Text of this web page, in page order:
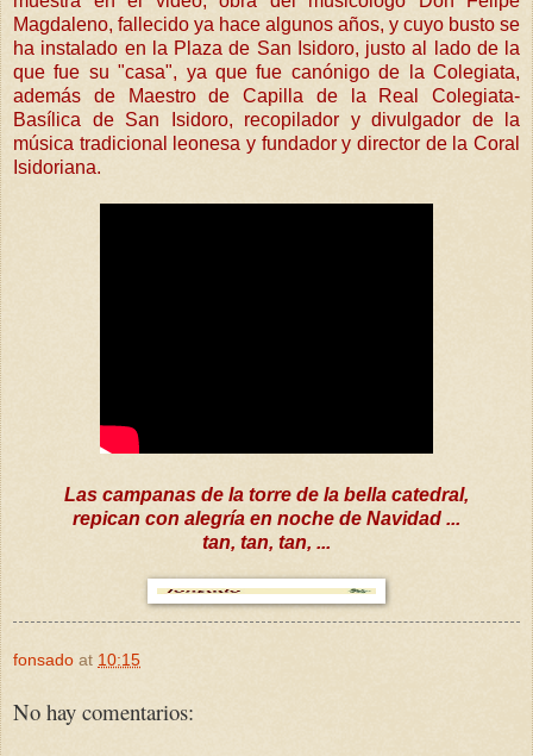
Magdaleno, fallecido ya hace algunos años, y cuyo busto se
ha instalado en la Plaza de San Isidoro, justo al lado de la
que fue su "casa", ya que fue canónigo de la Colegiata,
además de Maestro de Capilla de la Real Colegiata-
Basílica de San Isidoro, recopilador y divulgador de la
música tradicional leonesa y fundador y director de la Coral
Isidoriana.
Las campanas de la torre de la bella catedral,
repican con alegría en noche de Navidad ...
tan, tan, tan, ...
fonsado at 10:15
No hay comentarios: